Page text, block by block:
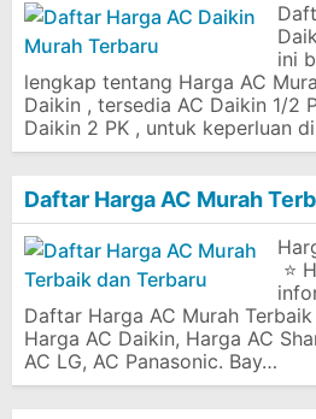
ini
lengkap tentang Harga AC
Daikin , tersedia AC Daikin 1/2
Daikin 2 PK , untuk keperluan
Daftar Harga AC Murah
⭐
Daftar Harga AC Murah
Harga AC Daikin, Harga AC
AC LG, AC Panasonic. Bay…